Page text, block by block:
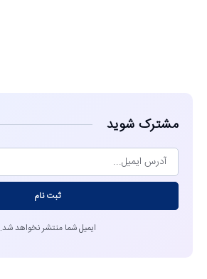
مشترک شوید
ثبت نام
ایمیل شما منتشر نخواهد شد.